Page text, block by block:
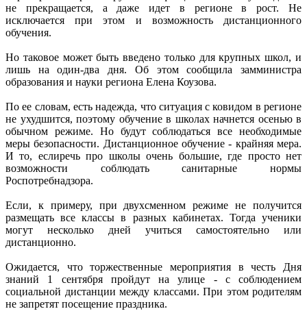
не прекращается, а даже идет в регионе в рост. Не
исключается при этом и возможность дистанционного
обучения.
Но таковое может быть введено только для крупных школ, и
лишь на один-два дня. Об этом сообщила замминистра
образования и науки региона Елена Коузова.
По ее словам, есть надежда, что ситуация с ковидом в регионе
не ухудшится, поэтому обучение в школах начнется осенью в
обычном режиме. Но будут соблюдаться все необходимые
меры безопасности. Дистанционное обучение - крайняя мера.
И то, еслиречь про школы очень большие, где просто нет
возможности соблюдать санитарные нормы
Роспотребнадзора.
Если, к примеру, при двухсменном режиме не получится
размещать все классы в разных кабинетах. Тогда ученики
могут несколько дней учиться самостоятельно или
дистанционно.
Ожидается, что торжественные мероприятия в честь Дня
знаний 1 сентября пройдут на улице - с соблюдением
социальной дистанции между классами. При этом родителям
не запретят посещение праздника.